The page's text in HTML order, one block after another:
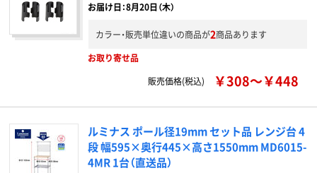
お届け日：8月20日（木）
カラー・販売単位違いの商品が2商品あります
お取り寄せ品
販売価格(税込)
￥308～￥448
ルミナス ポール径19mm セット品 レンジ台 4
段 幅595×奥行445×高さ1550mm MD6015-
4MR 1台（直送品）